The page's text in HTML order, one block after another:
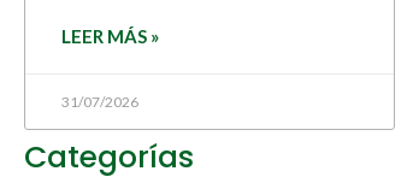
LEER MÁS »
31/07/2026
Categorías